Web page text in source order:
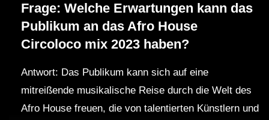
Frage: Welche Erwartungen kann das
Publikum an das Afro House
Circoloco mix 2023 haben?
Antwort: Das Publikum kann sich auf eine
mitreißende musikalische Reise durch die Welt des
Afro House freuen, die von talentierten Künstlern und